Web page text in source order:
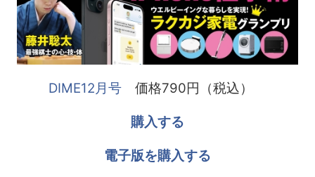
DIME12月号 価格790円（税込）
購入する
電子版を購入する